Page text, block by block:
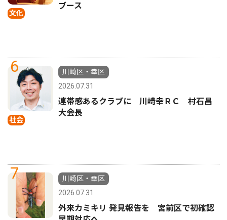
文化
ブース
6
社会
川崎区・幸区
2026.07.31
連帯感あるクラブに 川崎幸ＲＣ 村石昌
大会長
7
川崎区・幸区
2026.07.31
外来カミキリ 発見報告を 宮前区で初確認